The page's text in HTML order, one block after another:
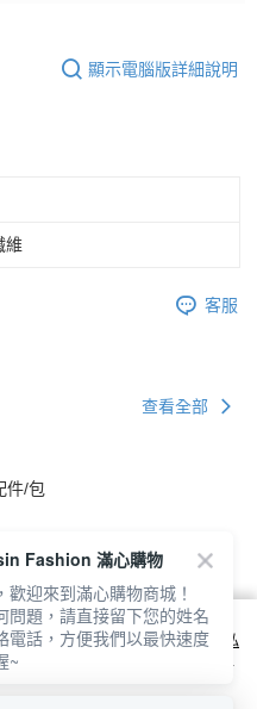
顯示電腦版詳細說明
維
客服
查看全部
件/包
cookie 方式之詳情，及若您不希
cookie 設定，請參閱本網站「
隱私
站即表示您同意本公司得按本網站使
Fashion 滿心購物
歡迎來到滿心購物商城！
問題，請直接留下您的姓名
電話，方便我們以最快速度
~